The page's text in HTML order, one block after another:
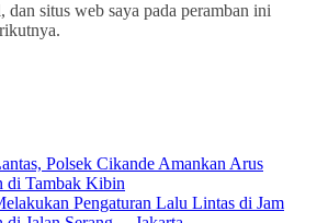
dan situs web saya pada peramban ini
Polsek Cikande Amankan Arus
di Tambak Kibin
Pengaturan Lalu Lintas di Jam